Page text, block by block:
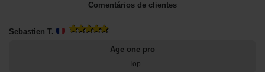
Comentários de clientes
Sebastien T.
Age one pro
Top